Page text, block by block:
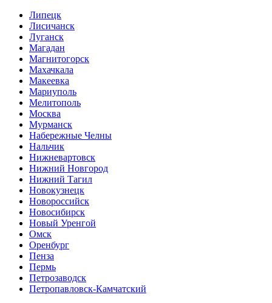
Липецк
Лисичанск
Луганск
Магадан
Магнитогорск
Махачкала
Макеевка
Мариуполь
Мелитополь
Москва
Мурманск
Набережные Челны
Нальчик
Нижневартовск
Нижний Новгород
Нижний Тагил
Новокузнецк
Новороссийск
Новосибирск
Новый Уренгой
Омск
Оренбург
Пенза
Пермь
Петрозаводск
Петропавловск-Камчатский